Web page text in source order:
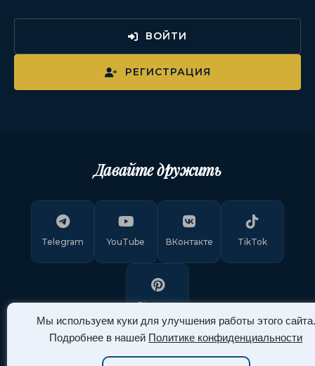
Мы используем куки для улучшения работы этого сайта.
Подробнее в нашей Политике конфиденциальности
ВОЙТИ
РЕГИСТРАЦИЯ
Давайте дружить
Telegram YouTube ВКонтакте TikTok
Pinterest